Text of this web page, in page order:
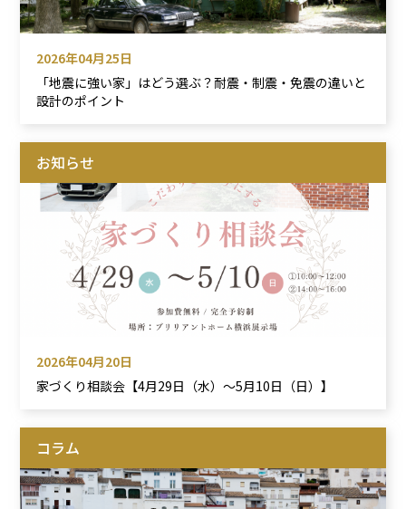
2026年04月25日
「地震に強い家」はどう選ぶ？耐震・制震・免震の違いと
設計のポイント
お知らせ
2026年04月20日
家づくり相談会【4月29日（水）～5月10日（日）】
コラム